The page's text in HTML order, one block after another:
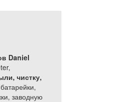
Daniel
чистку,
заводную